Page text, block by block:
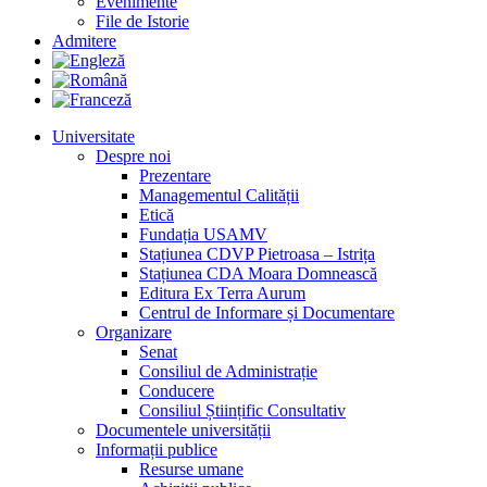
File de Istorie
Admitere
Universitate
Despre noi
Prezentare
Managementul Calității
Etică
Fundația USAMV
Stațiunea CDVP Pietroasa – Istrița
Stațiunea CDA Moara Domnească
Editura Ex Terra Aurum
Centrul de Informare și Documentare
Organizare
Senat
Consiliul de Administrație
Conducere
Consiliul Științific Consultativ
Documentele universității
Informații publice
Resurse umane